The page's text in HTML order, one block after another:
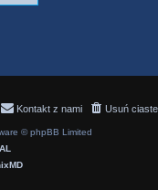
Usuń
Kontakt z nami
© phpBB Limited